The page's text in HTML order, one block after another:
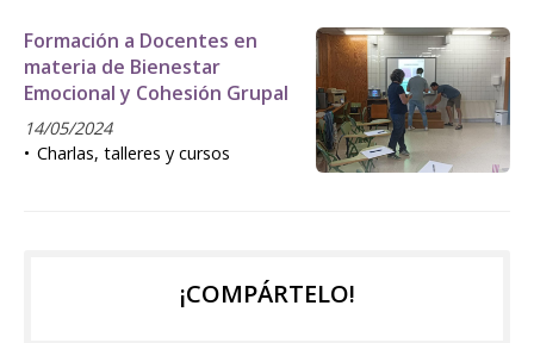
Formación a Docentes en
materia de Bienestar
Emocional y Cohesión Grupal
14/05/2024
Charlas, talleres y cursos
¡COMPÁRTELO!